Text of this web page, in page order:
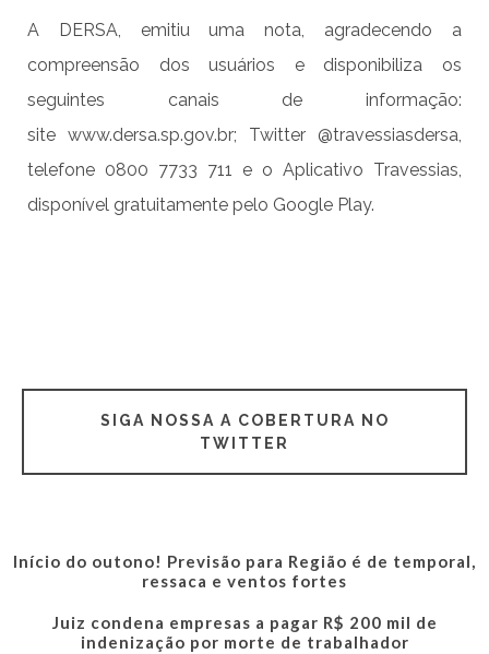
A DERSA, emitiu uma nota, agradecendo a
compreensão dos usuários e disponibiliza os
seguintes canais de informação:
site www.dersa.sp.gov.br; Twitter @travessiasdersa,
telefone 0800 7733 711 e o Aplicativo Travessias,
disponível gratuitamente pelo Google Play.
SIGA NOSSA A COBERTURA NO
TWITTER
Início do outono! Previsão para Região é de temporal,
ressaca e ventos fortes
Juiz condena empresas a pagar R$ 200 mil de
indenização por morte de trabalhador